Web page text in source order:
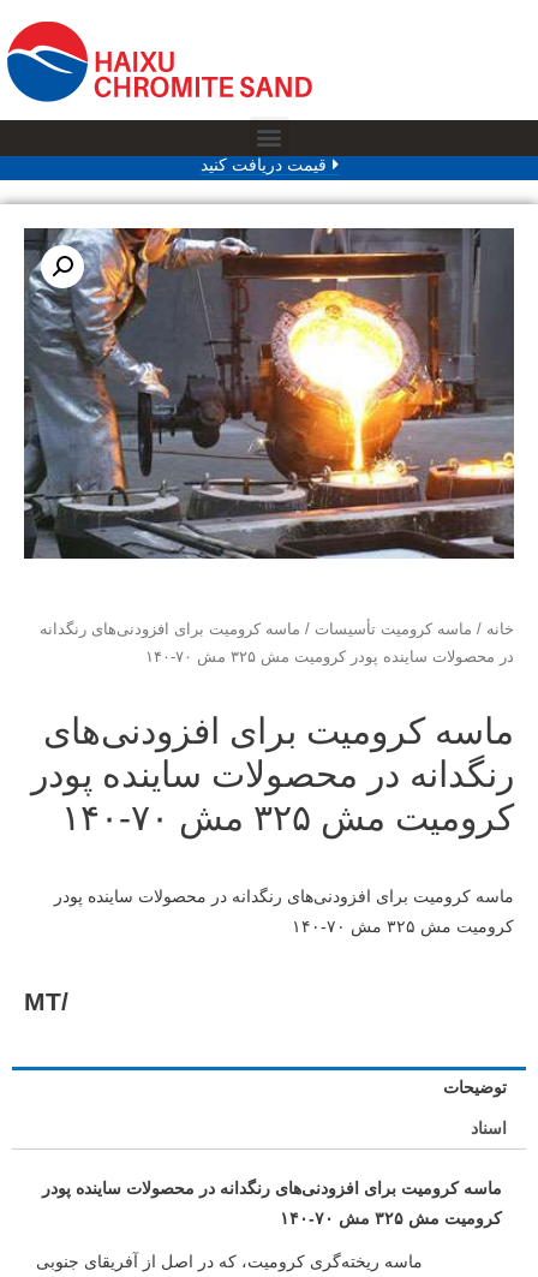
قیمت دریافت کنید
خانه / ماسه کرومیت تأسیسات / ماسه کرومیت برای افزودنی‌های رنگدانه
در محصولات ساینده پودر کرومیت مش ۳۲۵ مش ۷۰-۱۴۰
ماسه کرومیت برای افزودنی‌های
رنگدانه در محصولات ساینده پودر
کرومیت مش ۳۲۵ مش ۷۰-۱۴۰
ماسه کرومیت برای افزودنی‌های رنگدانه در محصولات ساینده پودر
کرومیت مش ۳۲۵ مش ۷۰-۱۴۰
/MT
توضیحات
اسناد
ماسه کرومیت برای افزودنی‌های رنگدانه در محصولات ساینده پودر
کرومیت مش ۳۲۵ مش ۷۰-۱۴۰
ماسه ریخته‌گری کرومیت، که در اصل از آفریقای جنوبی